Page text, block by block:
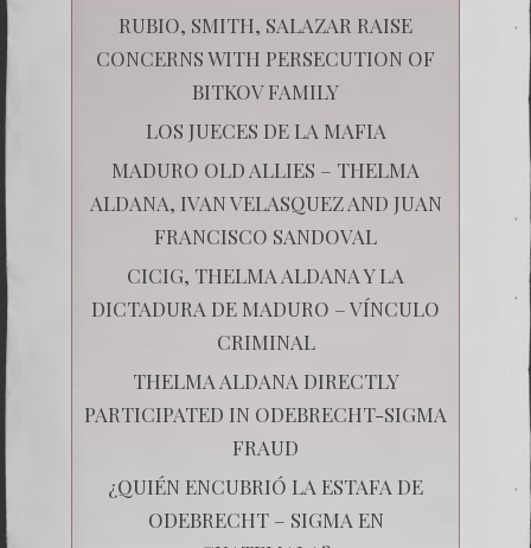
RUBIO, SMITH, SALAZAR RAISE
CONCERNS WITH PERSECUTION OF
BITKOV FAMILY
LOS JUECES DE LA MAFIA
MADURO OLD ALLIES – THELMA
ALDANA, IVAN VELASQUEZ AND JUAN
FRANCISCO SANDOVAL
CICIG, THELMA ALDANA Y LA
DICTADURA DE MADURO – VÍNCULO
CRIMINAL
THELMA ALDANA DIRECTLY
PARTICIPATED IN ODEBRECHT-SIGMA
FRAUD
¿QUIÉN ENCUBRIÓ LA ESTAFA DE
ODEBRECHT – SIGMA EN